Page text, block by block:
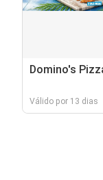
Domino's
Válido por 13 dias